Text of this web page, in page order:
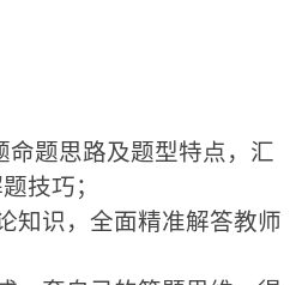
命题思路及题型特点，汇
技巧；
知识，全面精准解答教师